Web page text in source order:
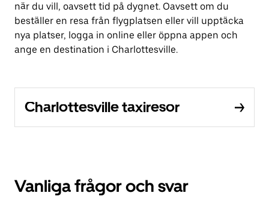
när du vill, oavsett tid på dygnet. Oavsett om du
beställer en resa från flygplatsen eller vill upptäcka
nya platser, logga in online eller öppna appen och
ange en destination i Charlottesville.
Charlottesville taxiresor
Vanliga frågor och svar